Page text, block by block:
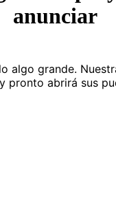
anunciar
algo grande.
pronto abrirá sus